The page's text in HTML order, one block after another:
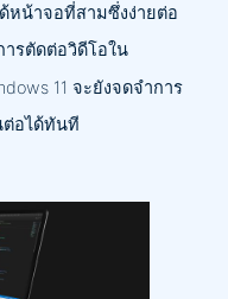
หน้าจอที่สามซึ่งง่ายต่อ
รตัดต่อวิดีโอใน
11 จะยังจดจำการ
ต่อได้ทันที